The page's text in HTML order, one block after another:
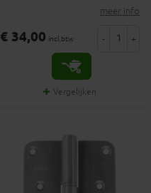
meer info
€ 34,00 incl.btw - +
Vergelijken